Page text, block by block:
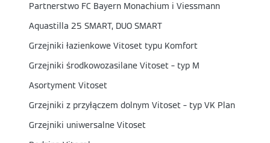
Partnerstwo FC Bayern Monachium i Viessmann
Aquastilla 25 SMART, DUO SMART
Grzejniki łazienkowe Vitoset typu Komfort
Grzejniki środkowozasilane Vitoset – typ M
Asortyment Vitoset
Grzejniki z przyłączem dolnym Vitoset – typ VK Plan
Grzejniki uniwersalne Vitoset